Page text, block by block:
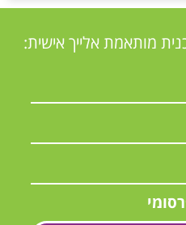
מותאמת אלייך אישית: